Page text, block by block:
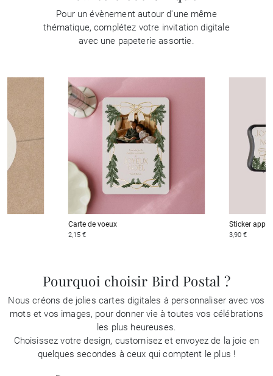
Pour un évènement autour d'une même
thématique, complétez votre invitation digitale
avec une papeterie assortie.
Carte de voeux
2,15 €
Sticker
3,90 €
Pourquoi choisir Bird Postal ?
Nous créons de jolies cartes digitales à personnaliser avec vos
mots et vos images, pour donner vie à toutes vos célébrations
les plus heureuses.
Choisissez votre design, customisez et envoyez de la joie en
quelques secondes à ceux qui comptent le plus !